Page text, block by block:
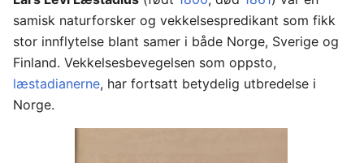
samisk naturforsker og vekkelsespredikant som fikk
stor innflytelse blant samer i både Norge, Sverige og
Finland. Vekkelsesbevegelsen som oppsto,
læstadianerne, har fortsatt betydelig utbredelse i
Norge.